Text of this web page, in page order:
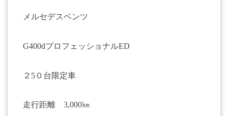
メルセデスベンツ
G400dプロフェッショナルED
２5０台限定車
走行距離 3,000㎞